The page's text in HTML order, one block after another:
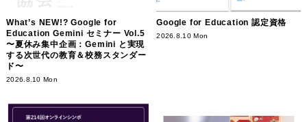
What’s NEW!? Google for
Education Gemini セミナー Vol.5
〜夏休み集中企画：Gemini と実現
する次世代の教育＆校務スタンダー
ド〜
2026.8.10 Mon
Google for Education 認定資格
2026.8.10 Mon